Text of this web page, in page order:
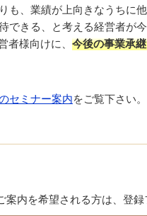
も、業績が上向きなうちに
できる、と考える経営者が
者様向けに、 今後の事業承
セミナー案内をご覧下さい。
案内を希望される方は、登